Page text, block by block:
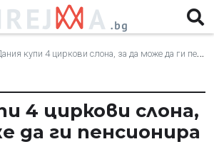
купи 4 циркови слона, за да може да ги пенсионира
4 циркови слона,
да ги пенсионира